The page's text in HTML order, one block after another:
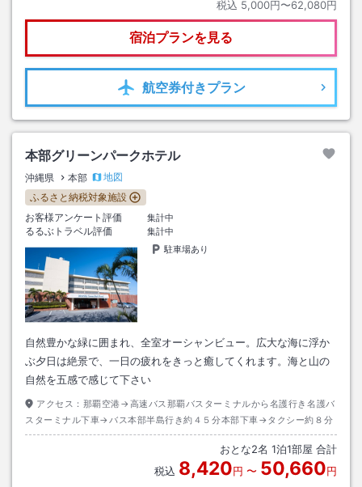
税込 5,000円〜62,080円
宿泊プランを見る
航空券付きプラン
本部グリーンパークホテル
沖縄県 本部
地図
ふるさと納税対象施設
お客様アンケート評価
集計中
るるぶトラベル評価
集計中
駐車場あり
自然豊かな緑に囲まれ、全室オーシャンビュー。広大な海に浮か
ぶ夕日は絶景で、一日の疲れをきっと癒してくれます。海と山の
自然を五感で感じて下さい
アクセス： 那覇空港→高速バス那覇バスターミナルから名護行き名護バ
スターミナル下車→バス本部半島行き約４５分本部下車→タクシー約８分
おとな2名 1泊1部屋 合計
税込 8,420円 〜 50,660円